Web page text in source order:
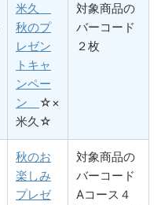
米久
秋のプ
レゼン
トキャ
ンペー
ン ☆×
米久☆
対象商品の
バーコード
２枚
秋のお
楽しみ
プレゼ
対象商品の
バーコード
Aコース４